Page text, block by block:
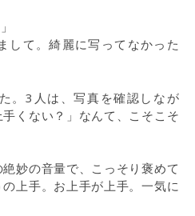
して。綺麗に写ってなかった
。3人は、写真を確認しなが
くない？」なんて、こそこそ
妙の音量で、こっそり褒めて
上手。お上手が上手。一気に